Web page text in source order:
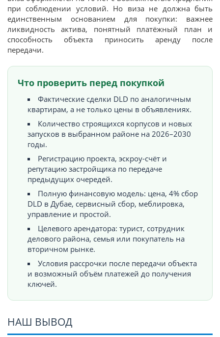
при соблюдении условий. Но виза не должна быть
единственным основанием для покупки: важнее
ликвидность актива, понятный платёжный план и
способность объекта приносить аренду после
передачи.
Что проверить перед покупкой
Фактические сделки DLD по аналогичным
квартирам, а не только цены в объявлениях.
Количество строящихся корпусов и новых
запусков в выбранном районе на 2026–2030
годы.
Регистрацию проекта, эскроу-счёт и
репутацию застройщика по передаче
предыдущих очередей.
Полную финансовую модель: цена, 4% сбор
DLD в Дубае, сервисный сбор, меблировка,
управление и простой.
Целевого арендатора: турист, сотрудник
делового района, семья или покупатель на
вторичном рынке.
Условия рассрочки после передачи объекта
и возможный объём платежей до получения
ключей.
НАШ ВЫВОД